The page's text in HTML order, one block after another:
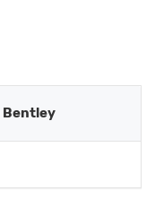
Bentley